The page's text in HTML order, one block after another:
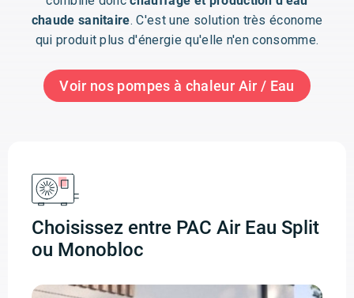
chaude sanitaire. C'est une solution très économe
qui produit plus d'énergie qu'elle n'en consomme.
Voir nos pompes à chaleur Air / Eau
Choisissez entre PAC Air Eau Split
ou Monobloc